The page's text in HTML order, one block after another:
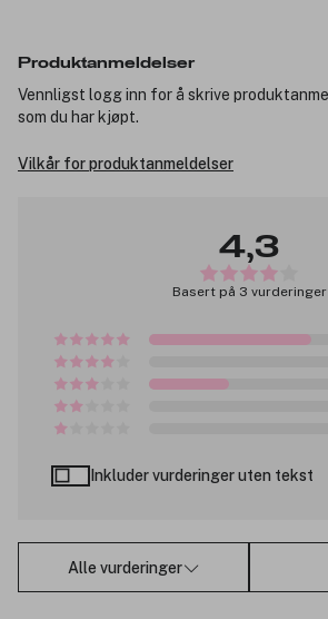
Produktanmeldelser
Vennligst logg inn for å skrive
som du har kjøpt.
Vilkår for produktanmeldelser
4,3
Basert på 3 vurderinger
Inkluder vurderinger uten tekst
Alle vurderinger